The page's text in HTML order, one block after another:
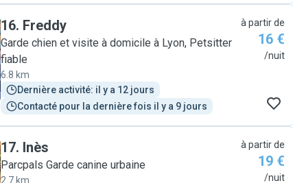
ventilateur. Elle a bien pris soin de lui, en lui donnant sa
dose de pâté et vérifiant qu'il buvait et mangeait bien et
lui a même offert de l'herbe à chat. J'ai eu des photos
et vidéos très régulièrement comme convenu. Ivar l'a
visiblement adoptée et quand il est rentré chez lui a
immédiatement retrouvé ses marques et ses
habitudes. Je recommande Élodie les yeux fermés."
16. Freddy
Garde chien et visite à domicile à Lyon, Petsitter
fiable
6.8 km
Dernière activité: il y a 12 jours
Contacté pour la dernière fois il y a 9 jours
à partir de
16 €
/nuit
17. Inès
Parcpals Garde canine urbaine
2.7 km
à partir de
19 €
/nuit